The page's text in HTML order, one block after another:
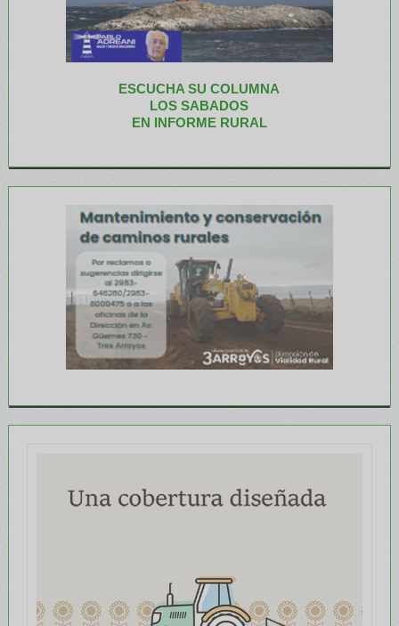
ESCUCHA SU COLUMNA
LOS SABADOS
EN INFORME RURAL